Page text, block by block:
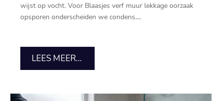
wijst op vocht.​ Voor Blaasjes verf muur lekkage oorzaak
opsporen onderscheiden we condens,...
LEES MEER...